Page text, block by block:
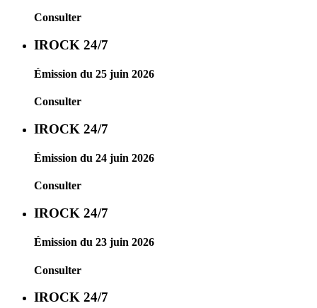
Consulter
IROCK 24/7
Émission du 25 juin 2026
Consulter
IROCK 24/7
Émission du 24 juin 2026
Consulter
IROCK 24/7
Émission du 23 juin 2026
Consulter
IROCK 24/7